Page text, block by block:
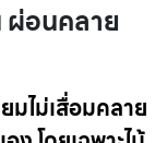
ผ่อนคลาย
มไม่เสื่อมคลาย